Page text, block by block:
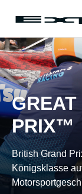
PRIX™
British Grand
Königsklasse